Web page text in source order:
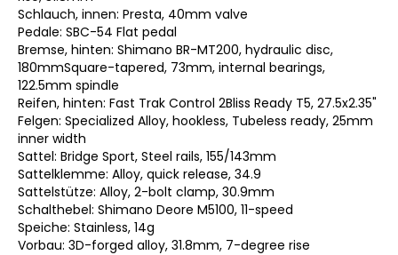
Schlauch, innen: Presta, 40mm valve
Pedale: SBC-54 Flat pedal
Bremse, hinten: Shimano BR-MT200, hydraulic disc,
180mmSquare-tapered, 73mm, internal bearings,
122.5mm spindle
Reifen, hinten: Fast Trak Control 2Bliss Ready T5, 27.5x2.35"
Felgen: Specialized Alloy, hookless, Tubeless ready, 25mm
inner width
Sattel: Bridge Sport, Steel rails, 155/143mm
Sattelklemme: Alloy, quick release, 34.9
Sattelstütze: Alloy, 2-bolt clamp, 30.9mm
Schalthebel: Shimano Deore M5100, 11-speed
Speiche: Stainless, 14g
Vorbau: 3D-forged alloy, 31.8mm, 7-degree rise